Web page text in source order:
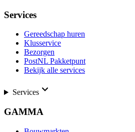
Services
Gereedschap huren
Klusservice
Bezorgen
PostNL Pakketpunt
Bekijk alle services
Services
GAMMA